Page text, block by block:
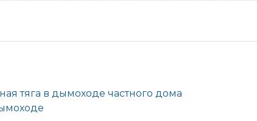
тяга в дымоходе частного дома